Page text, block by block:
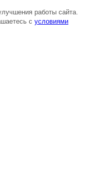
работы сайта.
с условиями